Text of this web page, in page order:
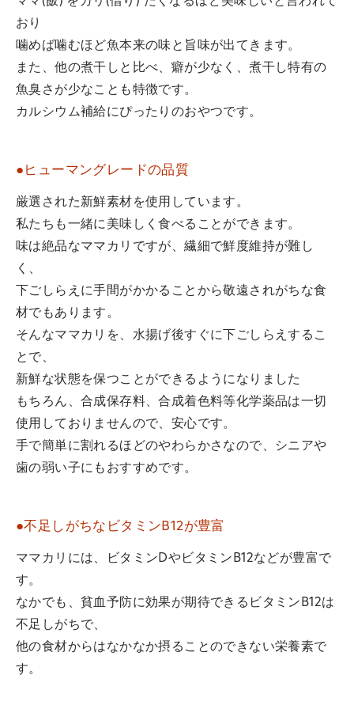
おり
噛めば噛むほど魚本来の味と旨味が出てきます。
また、他の煮干しと比べ、癖が少なく、煮干し特有の
魚臭さが少なことも特徴です。
カルシウム補給にぴったりのおやつです。
●ヒューマングレードの品質
厳選された新鮮素材を使用しています。
私たちも一緒に美味しく食べることができます。
味は絶品なママカリですが、繊細で鮮度維持が難し
く、
下ごしらえに手間がかかることから敬遠されがちな食
材でもあります。
そんなママカリを、水揚げ後すぐに下ごしらえするこ
とで、
新鮮な状態を保つことができるようになりました
もちろん、合成保存料、合成着色料等化学薬品は一切
使用しておりませんので、安心です。
手で簡単に割れるほどのやわらかさなので、シニアや
歯の弱い子にもおすすめです。
●不足しがちなビタミンB12が豊富
ママカリには、ビタミンDやビタミンB12などが豊富で
す。
なかでも、貧血予防に効果が期待できるビタミンB12は
不足しがちで、
他の食材からはなかなか摂ることのできない栄養素で
す。